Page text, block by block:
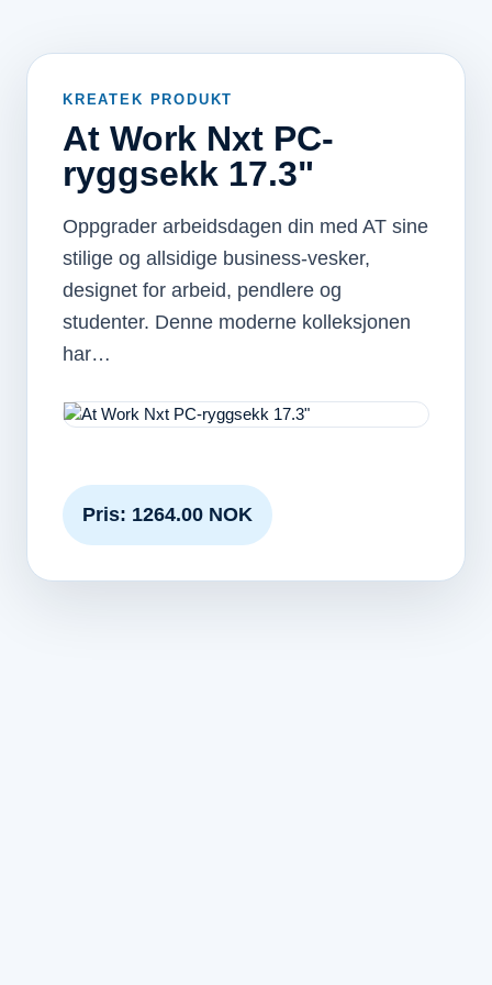
KREATEK PRODUKT
At Work Nxt PC-
ryggsekk 17.3"
Oppgrader arbeidsdagen din med AT sine
stilige og allsidige business-vesker,
designet for arbeid, pendlere og
studenter. Denne moderne kolleksjonen
har…
Pris: 1264.00 NOK